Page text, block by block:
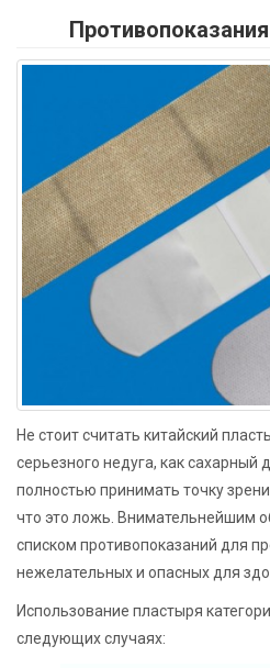
Не стоит считать китайский
серьезного недуга, как сахарный
полностью принимать точку
что это ложь. Внимательнейшим
списком противопоказаний для
нежелательных и опасных для
Использование пластыря
следующих случаях: